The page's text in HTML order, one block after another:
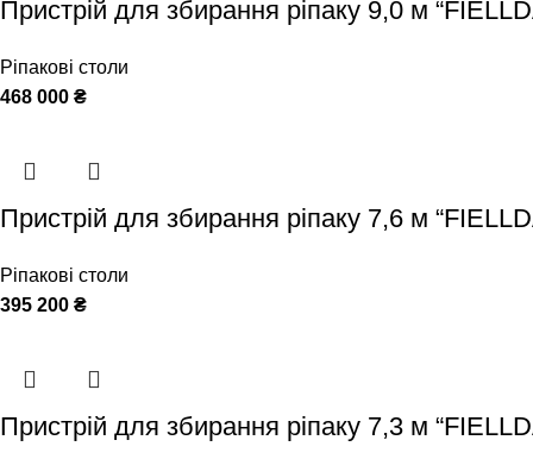
Пристрій для збирання ріпаку 9,0 м
Ріпакові столи
468 000 ₴
Пристрій для збирання ріпаку 7,6 м
Ріпакові столи
395 200 ₴
Пристрій для збирання ріпаку 7,3 м